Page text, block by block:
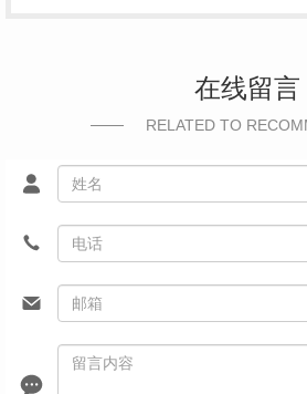
在线留言
RELATED TO